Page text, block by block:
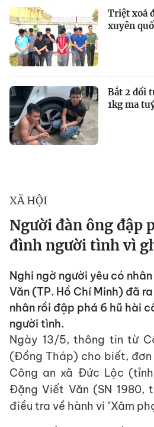
Triệt xoá
xuyên
Bắt 2 đối
1kg ma
XÃ HỘI
Người đàn ông đập
đình người tình vì
Nghi ngờ người yêu có
Văn (TP. Hồ Chí Minh) đã
nhân rồi đập phá 6 hũ hài
người tình.
Ngày 13/5, thông tin từ
(Đồng Tháp) cho biết,
Công an xã Đức Lộc
Đặng Viết Văn (SN 1980,
điều tra về hành vi "Xâm